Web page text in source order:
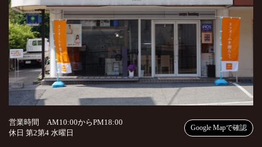
営業時間 AM10:00からPM18:00
休日 第2第4 水曜日
Google Mapで確認